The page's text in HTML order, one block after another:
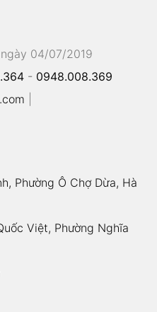
04/07/2019
- 0948.008.369
Phường Ô Chợ Dừa, Hà
Việt, Phường Nghĩa